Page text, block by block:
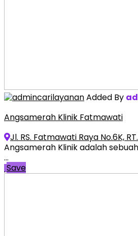
Added By
Angsamerah Klinik Fatmawati
Jl. RS. Fatmawati Raya No.6K,
Angsamerah Klinik adalah
...
Save